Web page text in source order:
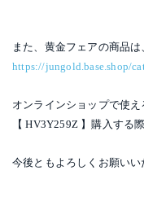
また、黄金フェアの商品
https://jungold.base.shop/
オンラインショップで使え
【 HV3Y259Z 】購入する
今後ともよろしくお願いい